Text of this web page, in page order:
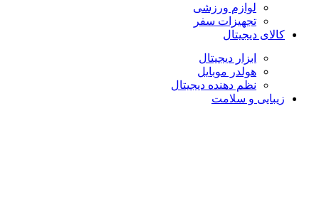
لوازم ورزشی
تجهیزات سفر
کالای دیجیتال
ابزار دیجیتال
هولدر موبایل
نظم دهنده دیجیتال
زیبایی و سلامت